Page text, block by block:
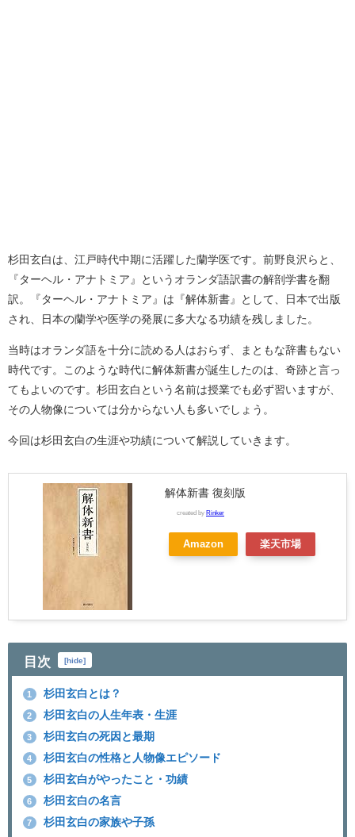
杉田玄白は、江戸時代中期に活躍した蘭学医です。前野良沢らと、
『ターヘル・アナトミア』というオランダ語訳書の解剖学書を翻
訳。『ターヘル・アナトミア』は『解体新書』として、日本で出版
され、日本の蘭学や医学の発展に多大なる功績を残しました。
当時はオランダ語を十分に読める人はおらず、まともな辞書もない
時代です。このような時代に解体新書が誕生したのは、奇跡と言っ
てもよいのです。杉田玄白という名前は授業でも必ず習いますが、
その人物像については分からない人も多いでしょう。
今回は杉田玄白の生涯や功績について解説していきます。
解体新書 復刻版
created by Rinker
Amazon 楽天市場
目次 [hide]
1 杉田玄白とは？
2 杉田玄白の人生年表・生涯
3 杉田玄白の死因と最期
4 杉田玄白の性格と人物像エピソード
5 杉田玄白がやったこと・功績
6 杉田玄白の名言
7 杉田玄白の家族や子孫